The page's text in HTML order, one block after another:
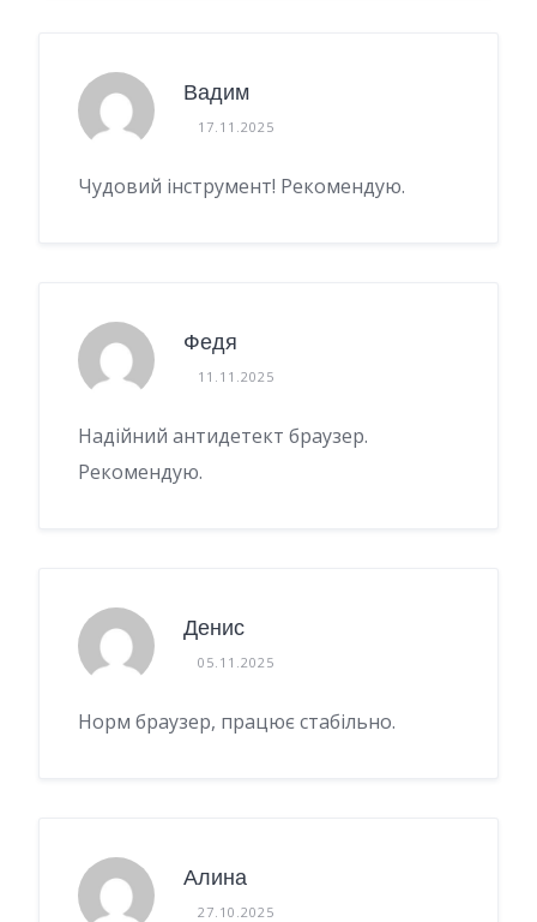
Вадим
17.11.2025
Чудовий інструмент! Рекомендую.
Федя
11.11.2025
Надійний антидетект браузер.
Рекомендую.
Денис
05.11.2025
Норм браузер, працює стабільно.
Алина
27.10.2025